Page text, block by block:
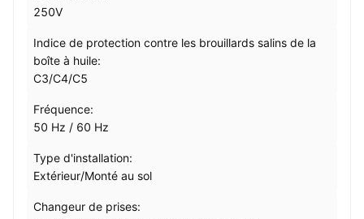
250V
Indice de protection contre les brouillards salins de la
boîte à huile:
C3/C4/C5
Fréquence:
50 Hz / 60 Hz
Type d'installation:
Extérieur/Monté au sol
Changeur de prises: